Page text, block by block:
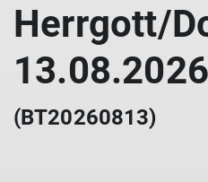
Herrgott/
13.08.2026
(BT20260813)